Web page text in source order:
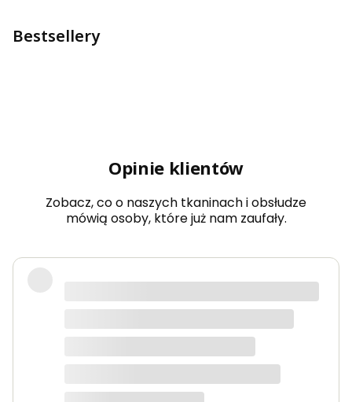
Bestsellery
Opinie klientów
Zobacz, co o naszych tkaninach i obsłudze
mówią osoby, które już nam zaufały.
Bardzo dobra jakość tkanin, kolory
dokładnie takie jak na zdjęciach.
Zamówienie przyszło szybko i było
Anna K.